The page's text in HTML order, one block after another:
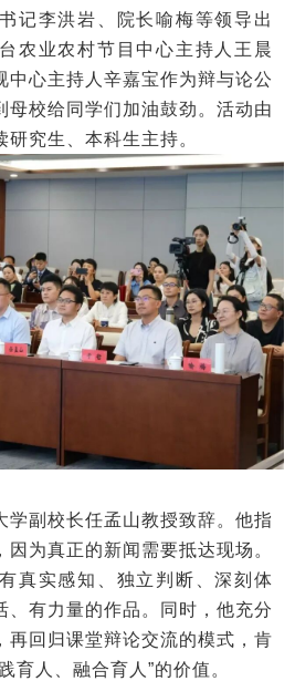
记李洪岩、院长喻梅等领导出
农业农村节目中心主持人王晨
中心主持人辛嘉宝作为辩与论公
母校给同学们加油鼓劲。活动由
究生、本科生主持。
学副校长任孟山教授致辞。他指
为真正的新闻需要抵达现场。
真实感知、独立判断、深刻体
、有力量的作品。同时，他充分
再回归课堂辩论交流的模式，肯
育人、融合育人”的价值。